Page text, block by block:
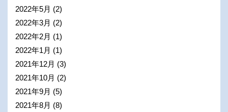
2022年5月 (2)
2022年3月 (2)
2022年2月 (1)
2022年1月 (1)
2021年12月 (3)
2021年10月 (2)
2021年9月 (5)
2021年8月 (8)